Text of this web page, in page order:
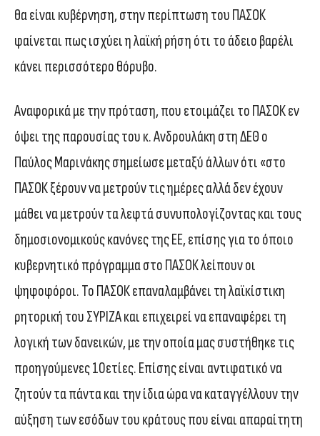
θα είναι κυβέρνηση, στην περίπτωση του ΠΑΣΟΚ
φαίνεται πως ισχύει η λαϊκή ρήση ότι το άδειο βαρέλι
κάνει περισσότερο θόρυβο.
Αναφορικά με την πρόταση, που ετοιμάζει το ΠΑΣΟΚ εν
όψει της παρουσίας του κ. Ανδρουλάκη στη ΔΕΘ ο
Παύλος Μαρινάκης σημείωσε μεταξύ άλλων ότι «στο
ΠΑΣΟΚ ξέρουν να μετρούν τις ημέρες αλλά δεν έχουν
μάθει να μετρούν τα λεφτά συνυπολογίζοντας και τους
δημοσιονομικούς κανόνες της ΕΕ, επίσης για το όποιο
κυβερνητικό πρόγραμμα στο ΠΑΣΟΚ λείπουν οι
ψηφοφόροι. Το ΠΑΣΟΚ επαναλαμβάνει τη λαϊκίστικη
ρητορική του ΣΥΡΙΖΑ και επιχειρεί να επαναφέρει τη
λογική των δανεικών, με την οποία μας συστήθηκε τις
προηγούμενες 10ετίες. Επίσης είναι αντιφατικό να
ζητούν τα πάντα και την ίδια ώρα να καταγγέλλουν την
αύξηση των εσόδων του κράτους που είναι απαραίτητη